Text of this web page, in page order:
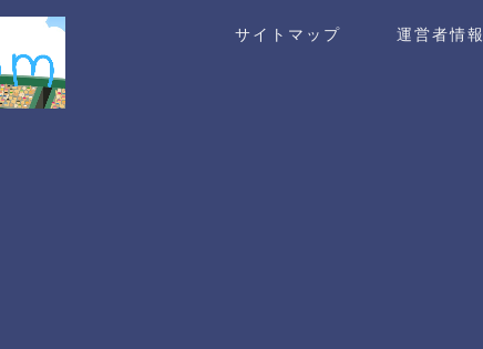
サイトマップ 運営者情報